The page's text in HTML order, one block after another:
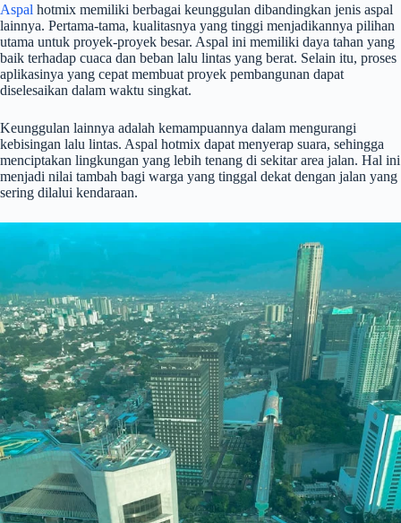
Aspal hotmix memiliki berbagai keunggulan dibandingkan jenis aspal
lainnya. Pertama-tama, kualitasnya yang tinggi menjadikannya pilihan
utama untuk proyek-proyek besar. Aspal ini memiliki daya tahan yang
baik terhadap cuaca dan beban lalu lintas yang berat. Selain itu, proses
aplikasinya yang cepat membuat proyek pembangunan dapat
diselesaikan dalam waktu singkat.
Keunggulan lainnya adalah kemampuannya dalam mengurangi
kebisingan lalu lintas. Aspal hotmix dapat menyerap suara, sehingga
menciptakan lingkungan yang lebih tenang di sekitar area jalan. Hal ini
menjadi nilai tambah bagi warga yang tinggal dekat dengan jalan yang
sering dilalui kendaraan.